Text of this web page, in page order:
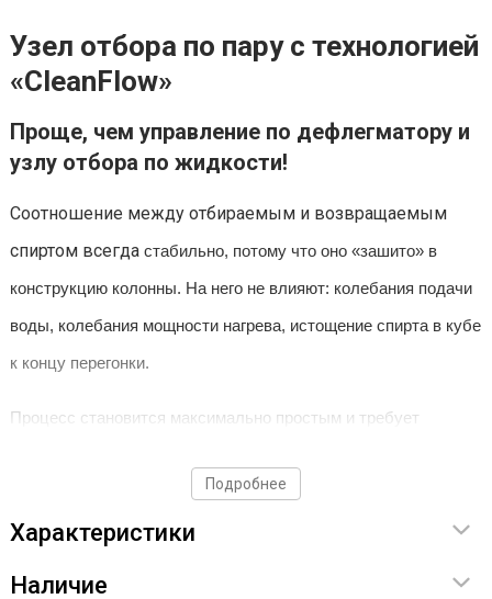
Узел отбора по пару с технологией
«CleanFlow»
Проще, чем управление по дефлегматору и
узлу отбора по жидкости!
Соотношение между отбираемым и возвращаемым
спиртом всегда стабильно, потому что оно «зашито» в
конструкцию колонны. На него не влияют: колебания подачи
воды, колебания мощности нагрева, истощение спирта в кубе
к концу перегонки.
Процесс становится максимально простым и требует
Подробнее
Характеристики
Наличие